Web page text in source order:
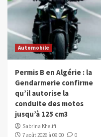
Automobile
Permis B en Algérie : la
Gendarmerie confirme
qu’il autorise la
conduite des motos
jusqu’à 125 cm3
Sabrina Khelifi
7 août 2026 à 09:00
0